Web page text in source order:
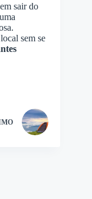
sair do
sem se